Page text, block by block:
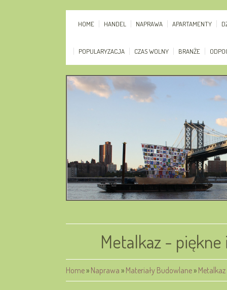
HOME HANDEL NAPRAWA APARTAMENTY
POPULARYZACJA CZAS WOLNY BRANŻE
Metalkaz -
Home» Naprawa » Materiały Budowlane»